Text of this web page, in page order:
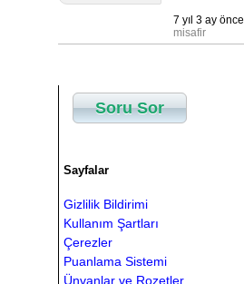
7 yıl 3 ay önce
misafir
Soru Sor
Sayfalar
Gizlilik Bildirimi
Kullanım Şartları
Çerezler
Puanlama Sistemi
Ünvanlar ve Rozetler